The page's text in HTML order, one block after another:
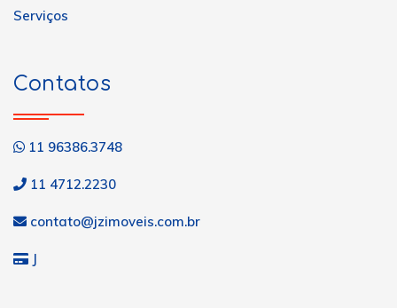
Serviços
Contatos
11 96386.3748
11 4712.2230
contato@jzimoveis.com.br
J